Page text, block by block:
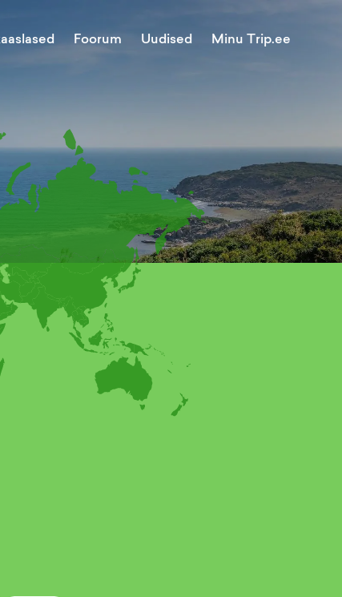
Foorum Uudised Minu Trip.ee